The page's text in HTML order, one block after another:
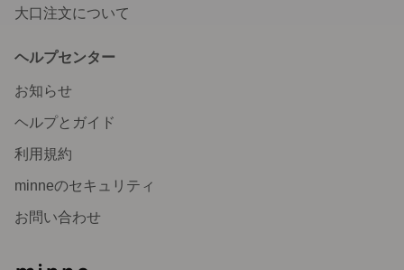
大口注文について
ヘルプセンター
お知らせ
ヘルプとガイド
利用規約
minneのセキュリティ
お問い合わせ